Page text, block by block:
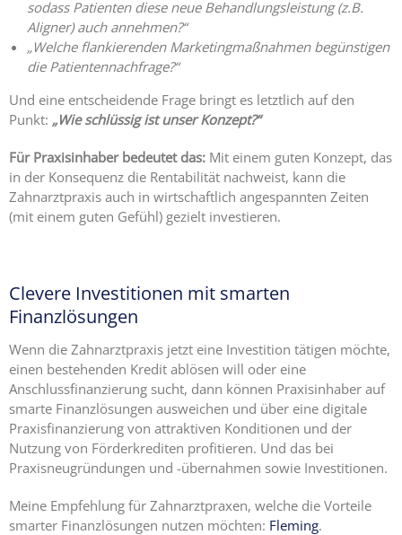
sodass Patienten diese neue Behandlungsleistung (z.B.
Aligner) auch annehmen?“
„Welche flankierenden Marketingmaßnahmen begünstigen
die Patientennachfrage?“
Und eine entscheidende Frage bringt es letztlich auf den
Punkt: „Wie schlüssig ist unser Konzept?“
Für Praxisinhaber bedeutet das: Mit einem guten Konzept, das
in der Konsequenz die Rentabilität nachweist, kann die
Zahnarztpraxis auch in wirtschaftlich angespannten Zeiten
(mit einem guten Gefühl) gezielt investieren.
Clevere Investitionen mit smarten
Finanzlösungen
Wenn die Zahnarztpraxis jetzt eine Investition tätigen möchte,
einen bestehenden Kredit ablösen will oder eine
Anschlussfinanzierung sucht, dann können Praxisinhaber auf
smarte Finanzlösungen ausweichen und über eine digitale
Praxisfinanzierung von attraktiven Konditionen und der
Nutzung von Förderkrediten profitieren. Und das bei
Praxisneugründungen und -übernahmen sowie Investitionen.
Meine Empfehlung für Zahnarztpraxen, welche die Vorteile
smarter Finanzlösungen nutzen möchten: Fleming.